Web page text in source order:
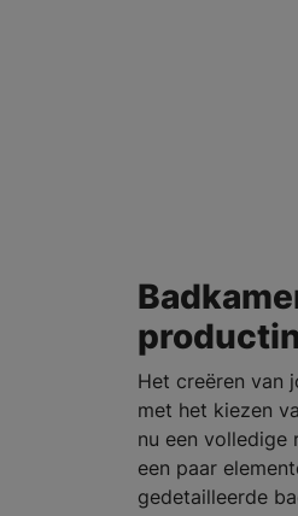
Het creëren van
met het kiezen
nu een volledige
een paar
gedetailleerde